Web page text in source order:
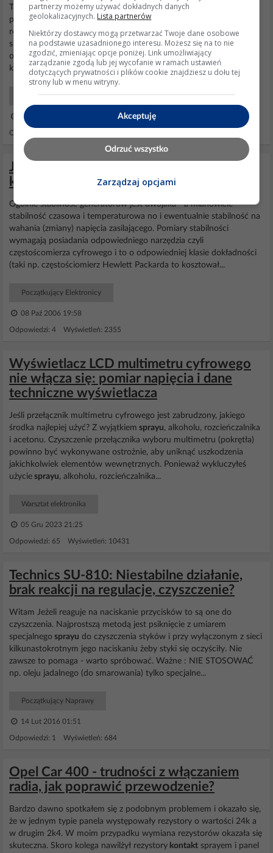
TRANSPARENT zKONTAKTCHEMIE to nic innego jak olej
parafinowy wsprayu- zamiast niego mozna posluzyc bezbarwna
rozpalka do grilla (sprawdzic tylko czy na opakowaniu, w
skladnikach jest olej parafinowy), podobno mozna kupic tez czysty
olej parafinowy w sklepach specjalizujacych sie w akcesoriach dla
koni - olej parafinowy
stosowany jest jako srodek...
DIY Konstrukcje
04 Mar 2016 22:51
Odpowiedzi: 42 Wyświetleń: 20218
Jak mierzyć stabilność generatorów
kwarcowych? Szukam informacji i metod
Ogólnie stabilność generatorów jest dwojaka - a mianowicie
stabilność czasowa i temperaturowa no i ewentualnie stabilność na
wahania (zmiany) napięcia zasilającego. Pomiary stabilności
wymagają posiadania odpowiedniego narzędzia czyli
częstoścomierza cyfrowego i to o odpowiedniej klasie dokładności
(taki np. częstościomierz Hewlett Packarda to kosztował...
Początkujący Elektronicy
08 Paź 2006 19:58
Odpowiedzi: 4 Wyświetleń: 2355
Wyświetlacz LCD multimetru cyfrowego
nie włącza się: pomiar napięcia i dane
techniczne wyświetlacza
Jeśli przełącznik multimetru cyfrowego jest zabrudzony, jakiego
środka najlepiej użyć? Z wyjątkiem sprayu, alkoholu, rozcieńczalnika
i acetonu. Czyszczenie przełącznika wyboru multimetru (pokrętła)
powinno być wykonywane ostrożnie, aby uniknąć uszkodzenia
jakichkolwiek elementów wewnętrznych. Ponieważ wykluczyłeś
użycie sprayu, alkoholu, rozcieńczalnika...
Warsztat elektronika
05 Gru 2023 21:25
Odpowiedzi: 65 Wyświetleń: 10431
Technics SU-810: Niestabilne działanie,
brak reakcji na regulacje, czyszczenie?
Witam Jeżeli reaguje na naciskanie przycisków to są one do
czyszczenia. Najprostszą metodą jest psiknięcie z umiarem
specjalnego sprayu do czyszczenia styków i przy wyłączonym z sieci
kilkunastokrotnym jego naciskaniu żeby styki się oczyściły. Nie
zawsze to pomaga - warto spróbować. Ważne : NIE STOSOWAĆ
np. oleju jadalnego (do smarowania) tylko specjalne...
Początkujący Naprawy
14 Lut 2016 01:51
Odpowiedzi: 1 Wyświetleń: 684
Opel Car 400 - trudności z włączaniem
radia, jak poprawić przewodzenie?
Bardzo dawno spotkałem się z podobnym problemem i okazało się,
że w jednym typie panela występowały rezystory o wartości 24k a
w drugim 2k4. W moim przypadku wymiana rezystorów okazała się
skuteczna. Skoro kolega nawilżył rezystory kontakt sprayem i panel
partnerzy możemy używać dokładnych danych
geolokalizacyjnych. Lista partnerów
Niektórzy dostawcy mogą przetwarzać Twoje dane osobowe
na podstawie uzasadnionego interesu. Możesz się na to nie
zgodzić, zmieniając opcje poniżej. Link umożliwiający
zarządzanie zgodą lub jej wycofanie w ramach ustawień
dotyczących prywatności i plików cookie znajdziesz u dołu tej
strony lub w menu witryny.
Akceptuję
Odrzuć wszystko
Zarządzaj opcjami